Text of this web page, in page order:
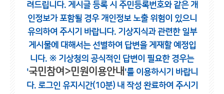
려드립니다. 게시글 등록 시 주민등록번호와 같은 개
인정보가 포함될 경우 개인정보 노출 위험이 있으니
유의하여 주시기 바랍니다. 기상지식과 관련한 일부
게시물에 대해서는 선별하여 답변을 게재할 예정입
니다. ※ 기상청의 공식적인 답변이 필요한 경우는
'국민참여>민원이용안내 '를 이용하시기 바랍니
다. 로그인 유지시간(10분) 내 작성 완료하여 주시기